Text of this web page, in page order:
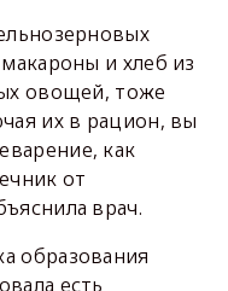
и хлеб из
овощей, тоже
их в рацион, вы
как
от
врач.
образования
есть